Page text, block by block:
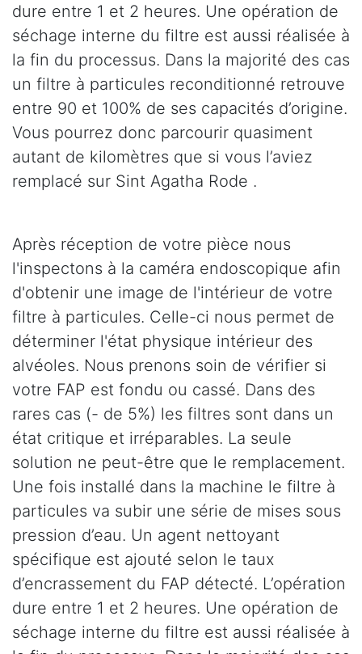
dure entre 1 et 2 heures. Une opération de
séchage interne du filtre est aussi réalisée à
la fin du processus. Dans la majorité des cas
un filtre à particules reconditionné retrouve
entre 90 et 100% de ses capacités d’origine.
Vous pourrez donc parcourir quasiment
autant de kilomètres que si vous l’aviez
remplacé sur Sint Agatha Rode .
Après réception de votre pièce nous
l'inspectons à la caméra endoscopique afin
d'obtenir une image de l'intérieur de votre
filtre à particules. Celle-ci nous permet de
déterminer l'état physique intérieur des
alvéoles. Nous prenons soin de vérifier si
votre FAP est fondu ou cassé. Dans des
rares cas (- de 5%) les filtres sont dans un
état critique et irréparables. La seule
solution ne peut-être que le remplacement.
Une fois installé dans la machine le filtre à
particules va subir une série de mises sous
pression d’eau. Un agent nettoyant
spécifique est ajouté selon le taux
d’encrassement du FAP détecté. L’opération
dure entre 1 et 2 heures. Une opération de
séchage interne du filtre est aussi réalisée à